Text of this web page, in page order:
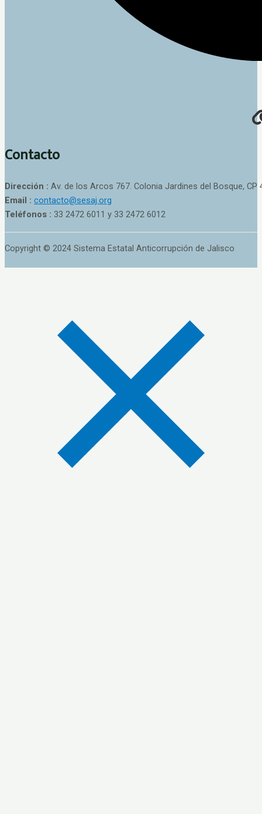
Contacto
Dirección : Av. de los Arcos 767. Colonia Jardines del Bosque, CP
Email : contacto@sesaj.org
Teléfonos : 33 2472 6011 y 33 2472 6012
Copyright © 2024 Sistema Estatal Anticorrupción de Jalisco